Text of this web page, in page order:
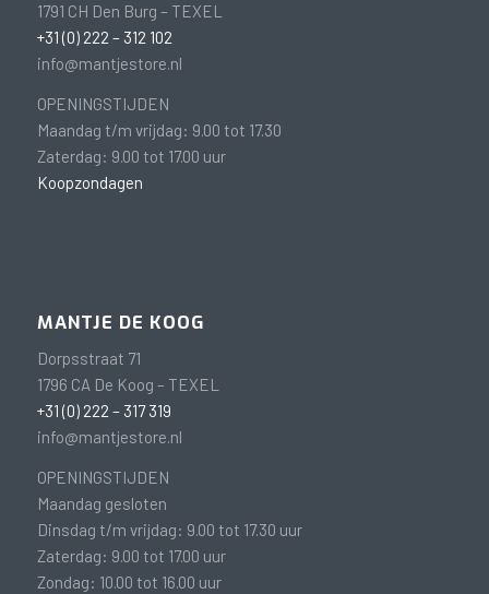
1791 CH Den Burg – TEXEL
+31 (0) 222 – 312 102
info@mantjestore.nl
OPENINGSTIJDEN
Maandag t/m vrijdag: 9.00 tot 17.30
Zaterdag: 9.00 tot 17.00 uur
Koopzondagen
MANTJE DE KOOG
Dorpsstraat 71
1796 CA De Koog – TEXEL
+31 (0) 222 – 317 319
info@mantjestore.nl
OPENINGSTIJDEN
Maandag gesloten
Dinsdag t/m vrijdag: 9.00 tot 17.30 uur
Zaterdag: 9.00 tot 17.00 uur
Zondag: 10.00 tot 16.00 uur